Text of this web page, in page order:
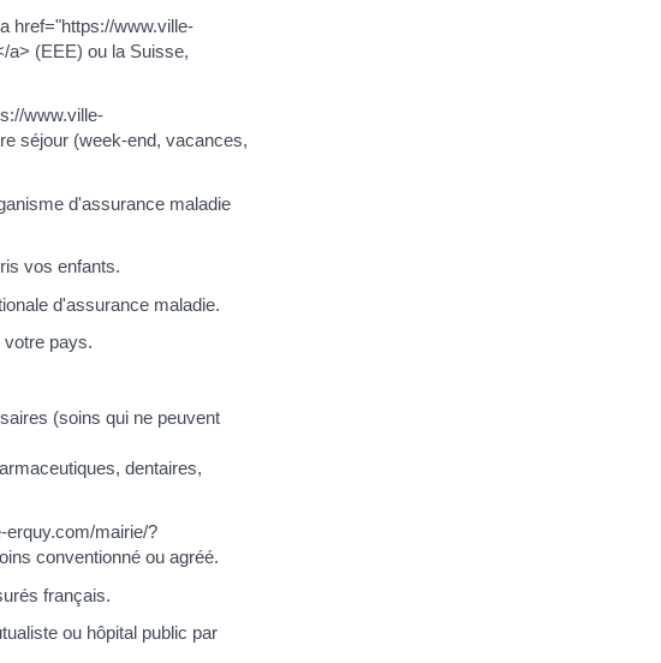
href="https://www.ville-
a> (EEE) ou la Suisse,
www.ville-
séjour (week-end, vacances,
d'assurance maladie
vos enfants.
d'assurance maladie.
pays.
(soins qui ne peuvent
dentaires,
erquy.com/mairie/?
conventionné ou agréé.
français.
ou hôpital public par